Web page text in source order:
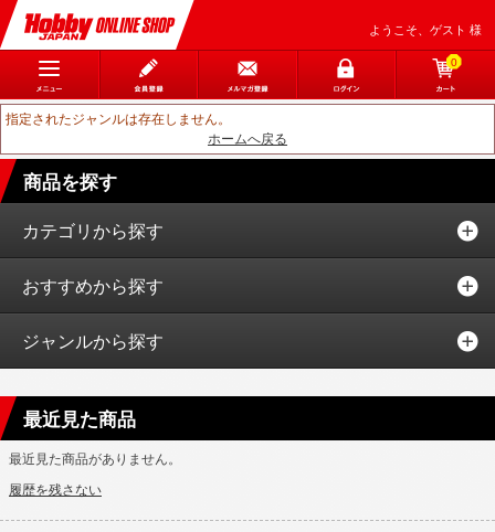
ようこそ、ゲスト 様
0
指定されたジャンルは存在しません。
ホームへ戻る
商品を探す
カテゴリから探す
おすすめから探す
ジャンルから探す
最近見た商品
最近見た商品がありません。
履歴を残さない